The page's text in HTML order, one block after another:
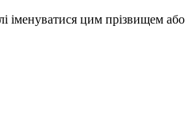
іменуватися цим прізвищем